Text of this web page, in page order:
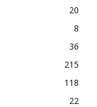
20
8
36
215
118
22